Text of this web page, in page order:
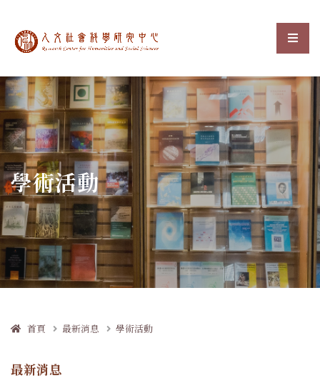
中央研究院人文社會科選
:::
學術活動
首頁 最新消息 學術活動
最新消息